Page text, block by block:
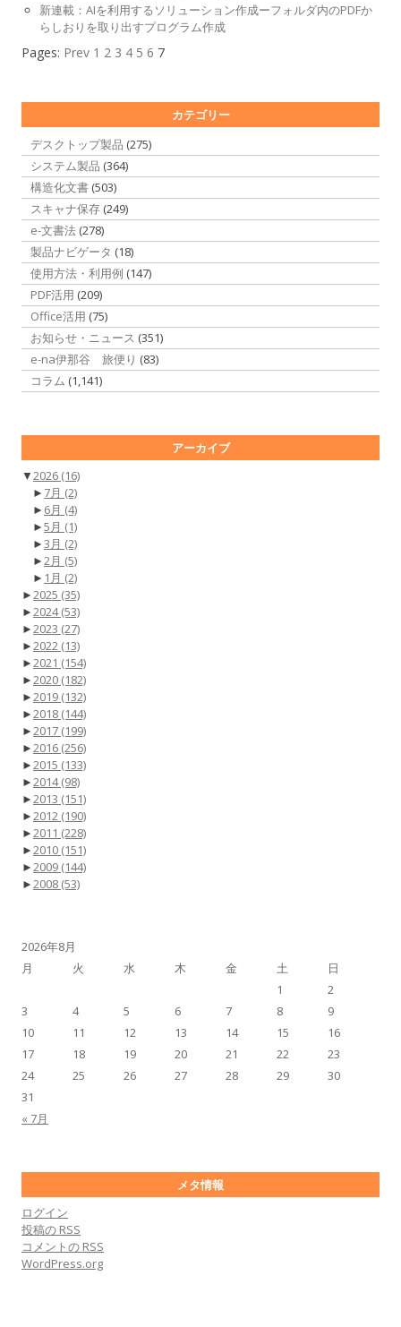
新連載：AIを利用するソリューション作成ーフォルダ内のPDFか
らしおりを取り出すプログラム作成
Pages: Prev 1 2 3 4 5 6 7
カテゴリー
デスクトップ製品 (275)
システム製品 (364)
構造化文書 (503)
スキャナ保存 (249)
e-文書法 (278)
製品ナビゲータ (18)
使用方法・利用例 (147)
PDF活用 (209)
Office活用 (75)
お知らせ・ニュース (351)
e-na伊那谷 旅便り (83)
コラム (1,141)
アーカイブ
▼2026 (16)
► 7月 (2)
► 6月 (4)
►5月 (1)
►3月 (2)
►2月 (5)
► 1月 (2)
►2025 (35)
►2024(53)
►2023 (27)
►2022 (13)
►2021 (154)
►2020 (182)
►2019 (132)
►2018 (144)
►2017 (199)
►2016 (256)
►2015 (133)
►2014(98)
►2013 (151)
►2012 (190)
►2011 (228)
►2010 (151)
►2009 (144)
►2008 (53)
2026年8月
月
火 水 木 金 土 日
« 7月
1
2
3
4 5 6 7 8
9
10
11 12 13 14 15
16
17
18 19 20 21 22
23
24
25 26 27 28 29
30
31
メタ情報
ログイン
投稿の RSS
コメントの RSS
WordPress.org